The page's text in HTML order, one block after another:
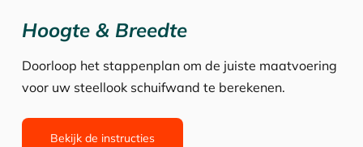
Hoogte & Breedte
Doorloop het stappenplan om de juiste maatvoering
voor uw steellook schuifwand te berekenen.
Bekijk de instructies